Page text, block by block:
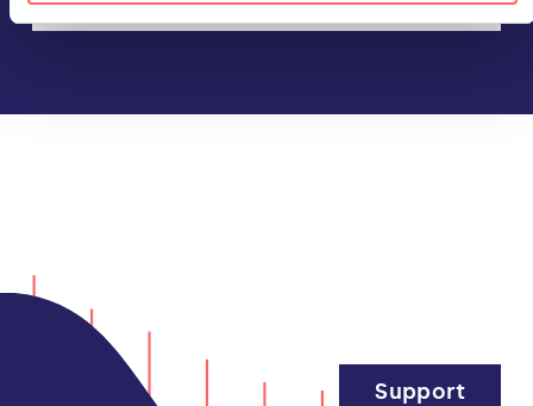
Support